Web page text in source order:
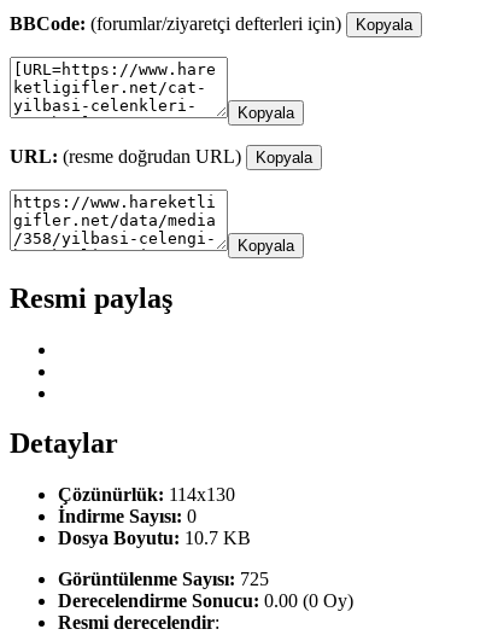
BBCode: (forumlar/ziyaretçi defterleri için) Kopyala
Kopyala
URL: (resme doğrudan URL) Kopyala
Kopyala
Resmi paylaş
Detaylar
Çözünürlük: 114x130
İndirme Sayısı: 0
Dosya Boyutu: 10.7 KB
Görüntülenme Sayısı: 725
Derecelendirme Sonucu: 0.00 (0 Oy)
Resmi derecelendir: